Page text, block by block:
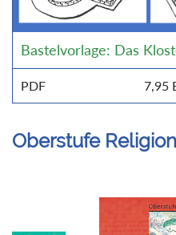
Bastelvorlage: Das
PDF 7,95
Oberstufe Religion